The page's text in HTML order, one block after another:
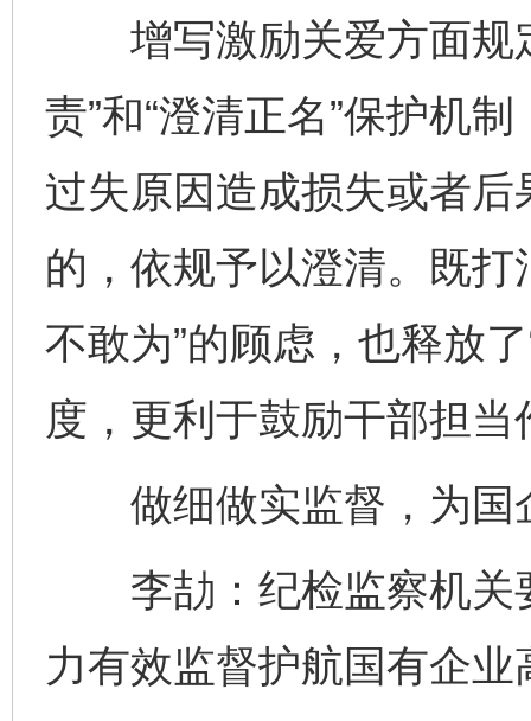
增写激励关爱方面规
责”和“澄清正名”保护机
过失原因造成损失或者
的，依规予以澄清。既
不敢为”的顾虑，也释放
度，更利于鼓励干部担当
做细做实监督，为国
李劼：纪检监察机关
力有效监督护航国有企业